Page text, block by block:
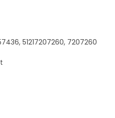
51217207260, 7207260